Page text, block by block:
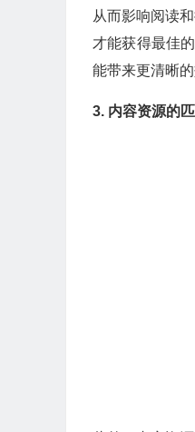
从而影响阅读
才能获得最佳
能带来更清晰的
3. 内容资源的